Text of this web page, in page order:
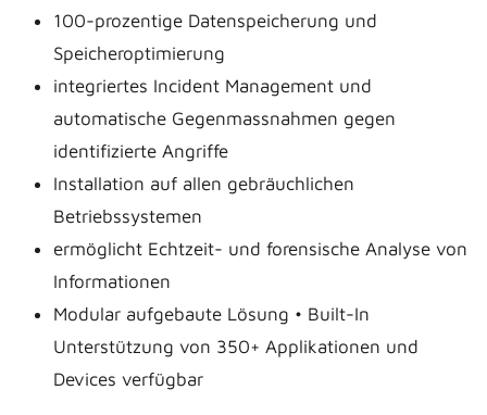
100-prozentige Datenspeicherung und
Speicheroptimierung
integriertes Incident Management und
automatische Gegenmassnahmen gegen
identifizierte Angriffe
Installation auf allen gebräuchlichen
Betriebssystemen
ermöglicht Echtzeit- und forensische Analyse von
Informationen
Modular aufgebaute Lösung • Built-In
Unterstützung von 350+ Applikationen und
Devices verfügbar